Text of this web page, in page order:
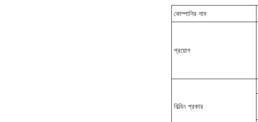
কোম্পানির নাম
প্রয়োগ
বিল্ডিং প্রকার